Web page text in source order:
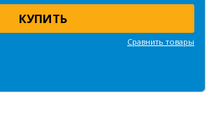
КУПИТЬ
Сравнить товары